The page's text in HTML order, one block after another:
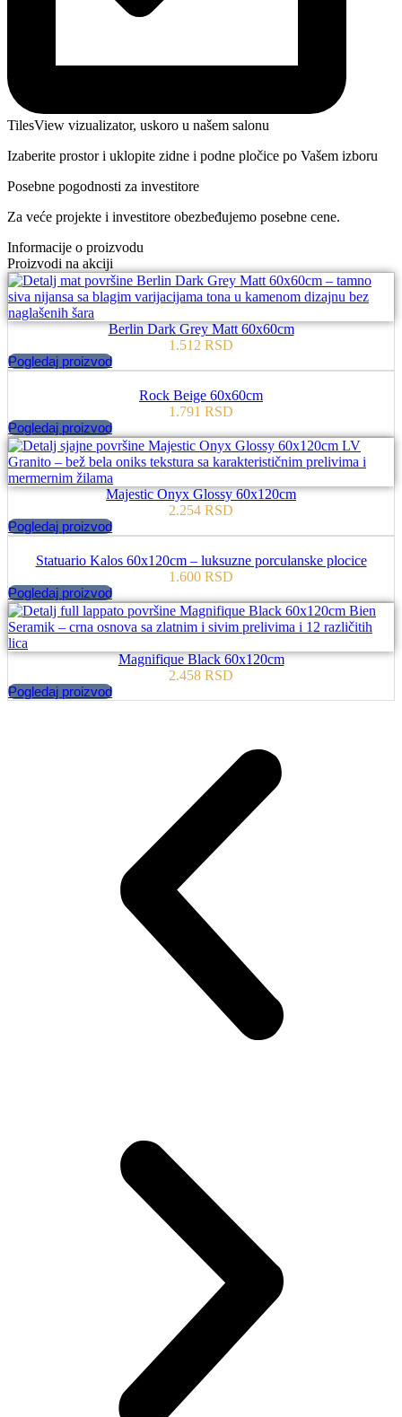
TilesView vizualizator, uskoro u našem salonu
Izaberite prostor i uklopite zidne i podne pločice po Vašem izboru
Posebne pogodnosti za investitore
Za veće projekte i investitore obezbeđujemo posebne cene.
Informacije o proizvodu
Proizvodi na akciji
Berlin Dark Grey Matt 60x60cm
1.512 RSD
Pogledaj proizvod
Rock Beige 60x60cm
1.791 RSD
Pogledaj proizvod
Majestic Onyx Glossy 60x120cm
2.254 RSD
Pogledaj proizvod
Statuario Kalos 60x120cm – luksuzne porculanske plocice
1.600 RSD
Pogledaj proizvod
Magnifique Black 60x120cm
2.458 RSD
Pogledaj proizvod